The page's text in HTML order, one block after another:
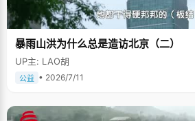
暴雨山洪为什么总是造访北京（二）
UP主: LAO胡
公益 • 2026/7/11